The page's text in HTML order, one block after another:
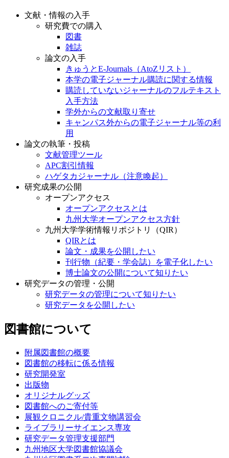
文献・情報の入手
研究費での購入
図書
雑誌
論文の入手
きゅうとE-Journals（AtoZリスト）
本学の電子ジャーナル購読に関する情報
購読していないジャーナルのフルテキスト
入手方法
学外からの文献取り寄せ
キャンパス外からの電子ジャーナル等の利
用
論文の執筆・投稿
文献管理ツール
APC割引情報
ハゲタカジャーナル（注意喚起）
研究成果の公開
オープンアクセス
オープンアクセスとは
九州大学オープンアクセス方針
九州大学学術情報リポジトリ（QIR）
QIRとは
論文・成果を公開したい
刊行物（紀要・学会誌）を電子化したい
博士論文の公開について知りたい
研究データの管理・公開
研究データの管理について知りたい
研究データを公開したい
図書館について
附属図書館の概要
図書館の移転に係る情報
研究開発室
出版物
オリジナルグッズ
図書館へのご寄付等
展観クロニクル/貴重文物講習会
ライブラリーサイエンス専攻
研究データ管理支援部門
九州地区大学図書館協議会